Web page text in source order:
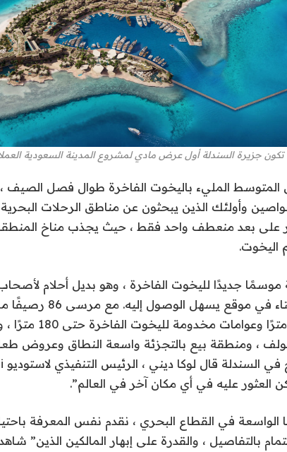
تكون جزيرة السندلة أول عرض مادي لمشروع المدينة السعودية
المتوسط ​​المليء باليخوت الفاخرة طوال فصل الصيف ،
وأولئك الذين يبحثون عن مناطق الرحلات
على بعد منعطف واحد فقط ، حيث يجذب مناخ
اليخوت.
جديدًا لليخوت الفاخرة ، وهو بديل أحلام
قضاء فصل الشتاء في
ارتفاعها إلى 75
، ومنطقة بيع بالتجزئة واسعة النطاق وعروض
العثور عليه في أي مكان آخر في العالم”.
الواسعة في القطاع البحري ، نقدم نفس المعرفة
بالتفاصيل ، والقدرة على إبهار المالكين الذين”